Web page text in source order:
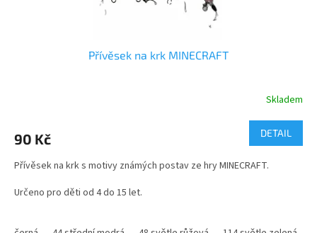
Přívěsek na krk MINECRAFT
je
z
hvězdiček.
Skladem
90 Kč DETAIL
Přívěsek na krk s motivy známých postav ze hry MINECRAFT.
Určeno pro děti od 4 do 15 let.